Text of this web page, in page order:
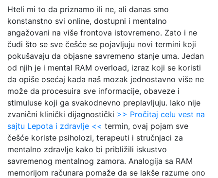
Hteli mi to da priznamo ili ne, ali danas smo
konstanstno svi online, dostupni i mentalno
angažovani na više frontova istovremeno. Zato i ne
čudi što se sve češće se pojavljuju novi termini koji
pokušavaju da objasne savremeno stanje uma. Jedan
od njih je i mental RAM overload, izraz koji se koristi
da opiše osećaj kada naš mozak jednostavno više ne
može da procesuira sve informacije, obaveze i
stimuluse koji ga svakodnevno preplavljuju. Iako nije
zvanični klinički dijagnostički >> Pročitaj celu vest na
sajtu Lepota i zdravlje << termin, ovaj pojam sve
češće koriste psiholozi, terapeuti i stručnjaci za
mentalno zdravlje kako bi približili iskustvo
savremenog mentalnog zamora. Analogija sa RAM
memorijom računara pomaže da se lakše razume ono